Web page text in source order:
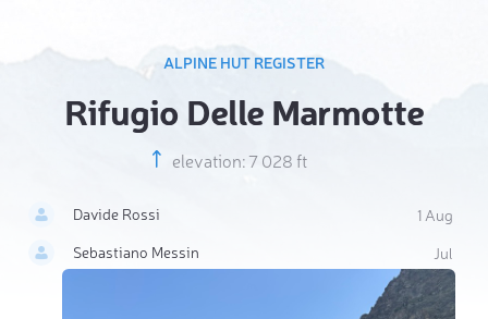
ALPINE HUT REGISTER
Rifugio Delle Marmotte
elevation: 7 028 ft
Davide Rossi
1 Aug
Sebastiano Messin
Jul